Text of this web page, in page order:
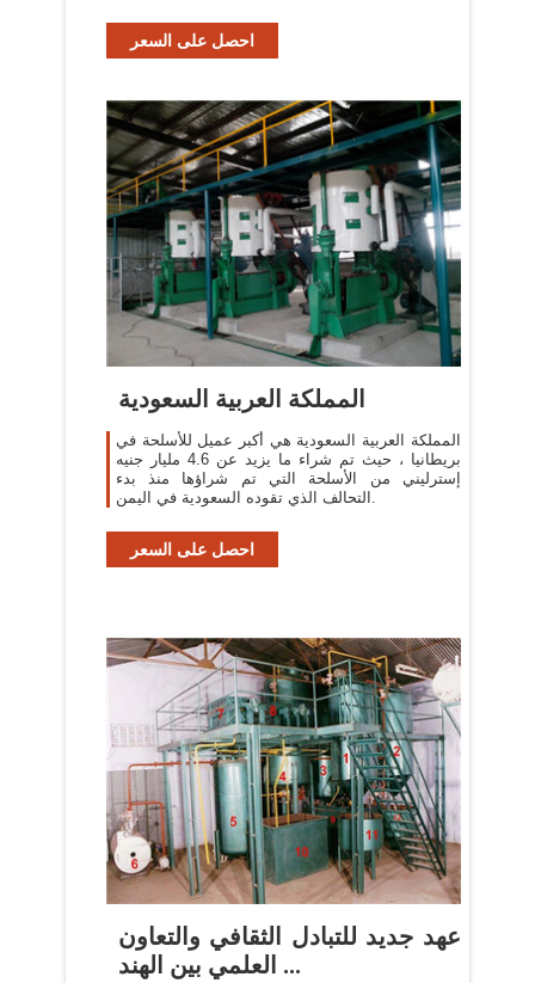
احصل على السعر
المملكة العربية السعودية
المملكة العربية السعودية هي أكبر عميل للأسلحة في
بريطانيا ، حيث تم شراء ما يزيد عن 4.6 مليار جنيه
إسترليني من الأسلحة التي تم شراؤها منذ بدء
التحالف الذي تقوده السعودية في اليمن.
احصل على السعر
عهد جديد للتبادل الثقافي والتعاون
العلمي بين الهند ...